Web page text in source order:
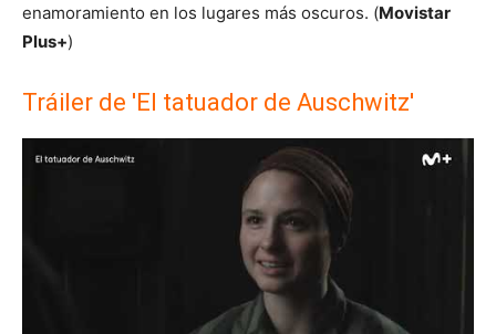
enamoramiento en los lugares más oscuros. (Movistar
Plus+)
Tráiler de 'El tatuador de Auschwitz'